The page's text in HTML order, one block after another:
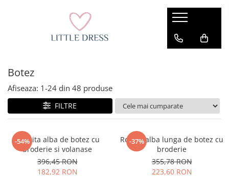
Botez
Afiseaza: 1-24 din 48 produse
FILTRE
-54%
Rochita alba de botez cu
broderie si volanase
396,45 RON
182,92 RON
-37%
Rochie alba lunga de botez cu
broderie
355,78 RON
223,60 RON